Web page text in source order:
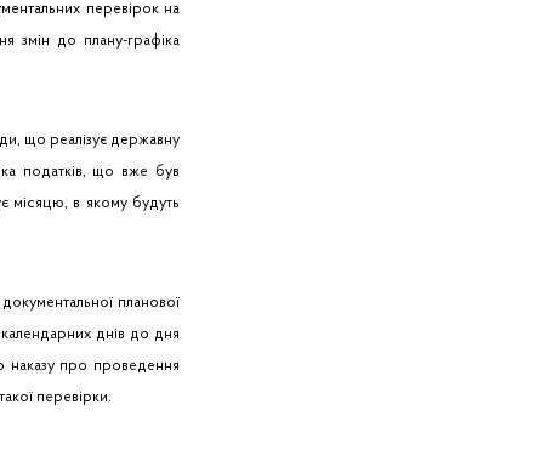
перевірок на
змін до плану-графіка
що реалізує державну
податків, що вже був
місяцю, в якому будуть
планової
календарних днів до дня
наказу про проведення
перевірки.